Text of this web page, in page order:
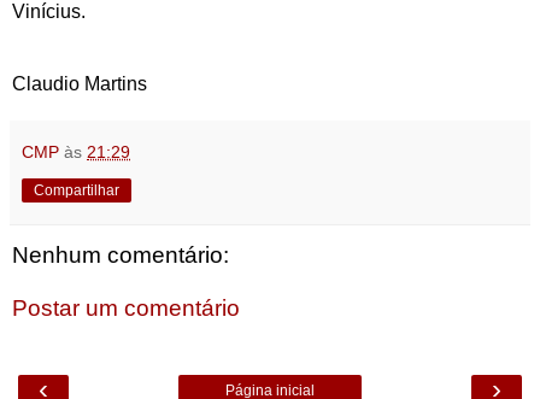
Vinícius.
Claudio Martins
CMP às 21:29
Compartilhar
Nenhum comentário:
Postar um comentário
‹ ›
Página inicial